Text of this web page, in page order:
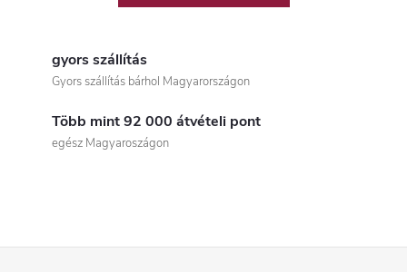
gyors szállítás
Gyors szállítás bárhol Magyarországon
Több mint 92 000 átvételi pont
egész Magyaroszágon